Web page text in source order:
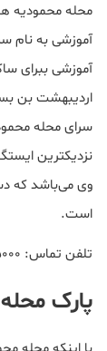
محله محمودیه
آموزشی به نام
آموزشی ببرای
سرای محله
نزدیکترین
وی می‌باشد که
است.
تلفن تماس: ۰۲۱۲۲۶۶۵۰۰۰
پارک